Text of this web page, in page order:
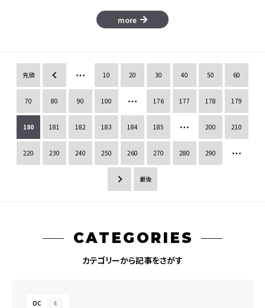
more
先頭 « 10 20 30 40 50 60
70 80 90 100 176 177 178 179
180 181 182 183 184 185 200 210
220 230 240 250 260 270 280 290
» 最後
CATEGORIES
カテゴリーから記事をさがす
OC 4